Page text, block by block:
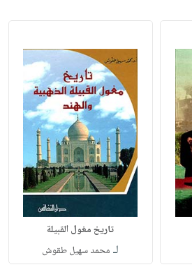
تاريخ مغول القبيلة
لـ محمد سهيل طقوش